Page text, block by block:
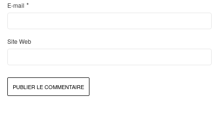
E-mail *
Site Web